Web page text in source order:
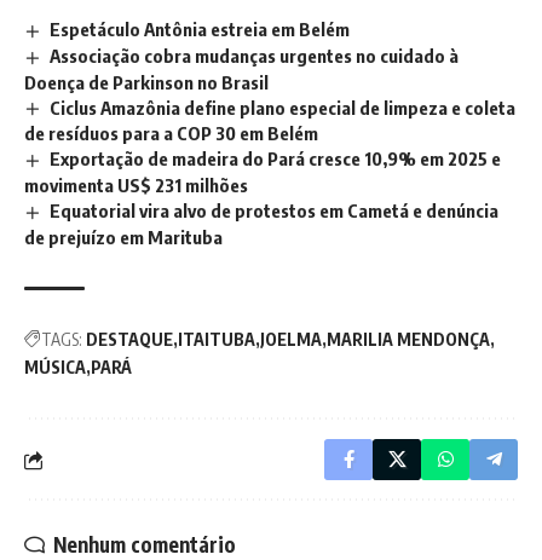
Espetáculo Antônia estreia em Belém
Associação cobra mudanças urgentes no cuidado à
Doença de Parkinson no Brasil
Ciclus Amazônia define plano especial de limpeza e coleta
de resíduos para a COP 30 em Belém
Exportação de madeira do Pará cresce 10,9% em 2025 e
movimenta US$ 231 milhões
Equatorial vira alvo de protestos em Cametá e denúncia
de prejuízo em Marituba
TAGS: DESTAQUE ITAITUBA JOELMA MARILIA MENDONÇA
MÚSICA PARÁ
Nenhum comentário